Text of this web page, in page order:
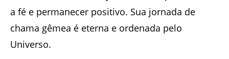
a fé e permanecer positivo. Sua jornada de
chama gêmea é eterna e ordenada pelo
Universo.